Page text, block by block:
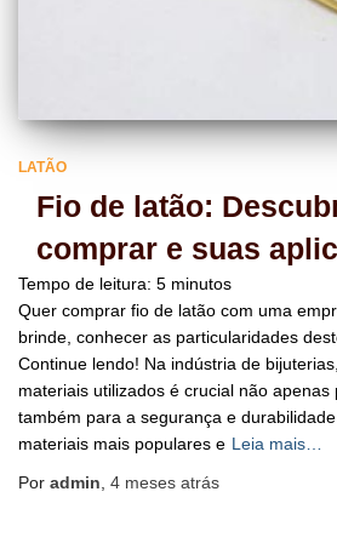
LATÃO
Fio de latão:
comprar e suas
Tempo de leitura: 5 minutos
Quer comprar fio de latão com uma
brinde, conhecer as particularidades
Continue lendo! Na indústria de
materiais utilizados é crucial não
também para a segurança e
materiais mais populares e Leia mais…
Por admin 4 meses atrás